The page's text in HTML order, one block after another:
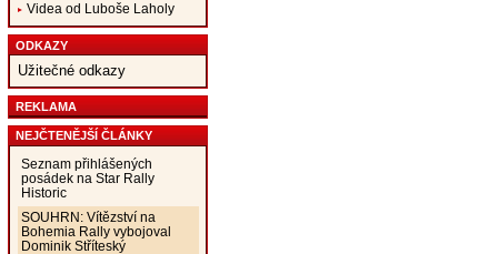
Videa od Luboše Laholy
ODKAZY
Užitečné odkazy
REKLAMA
NEJČTENĚJŠÍ ČLÁNKY
Seznam přihlášených
posádek na Star Rally
Historic
SOUHRN: Vítězství na
Bohemia Rally vybojoval
Dominik Stříteský